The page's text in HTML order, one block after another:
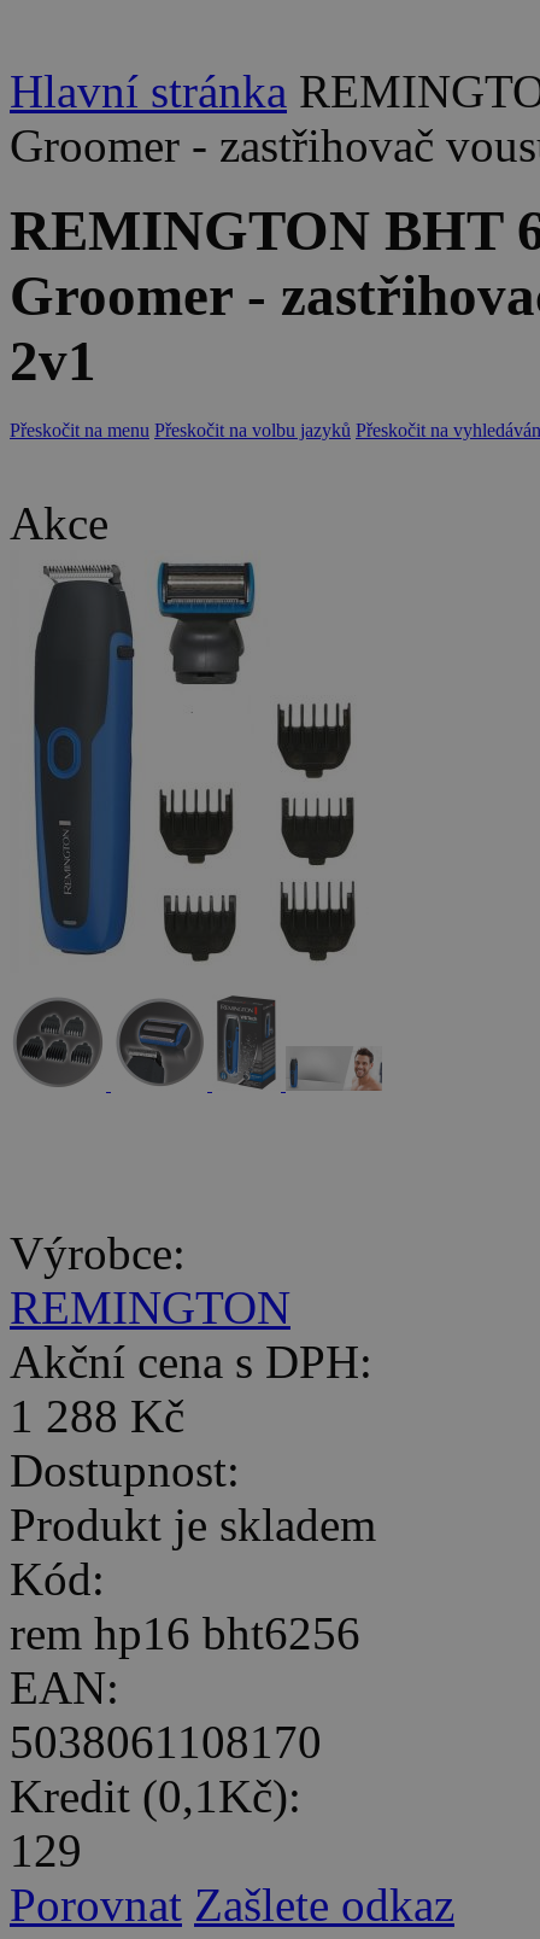
Hlavní stránka
Groomer - zastřihovač
REMINGTON BHT
Groomer -
2v1
Přeskočit na menu Přeskočit na volbu jazyků Přeskočit na
Akce
Výrobce:
REMINGTON
Akční cena s DPH:
1 288 Kč
Dostupnost:
Produkt je skladem
Kód:
rem hp16 bht6256
EAN:
5038061108170
Kredit (0,1Kč):
129
Porovnat Zašlete odkaz